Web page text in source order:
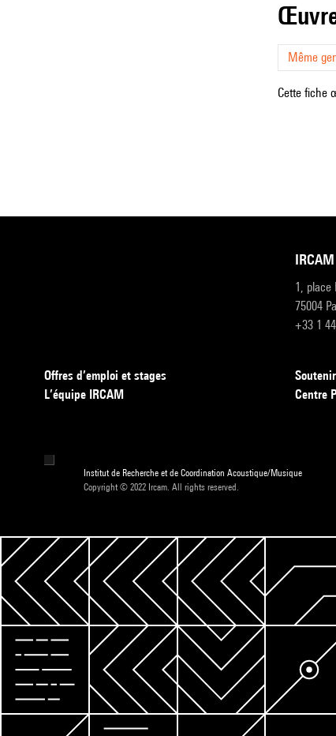
Même
Cette fiche
IRCAM
1, place
75004
+33 1
Offres d’emploi et stages
L’équipe IRCAM
Centre
Institut de Recherche et de Coordination Acoustique/Musique
Copyright © 2022 Ircam. All rights reserved.